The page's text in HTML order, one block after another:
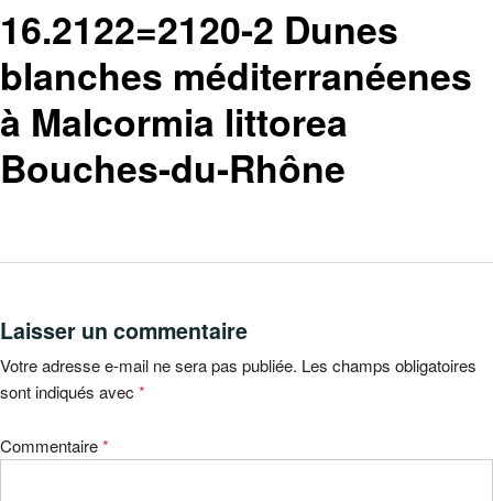
16.2122=2120-2 Dunes
blanches méditerranéenes
à Malcormia littorea
Bouches-du-Rhône
Laisser un commentaire
Votre adresse e-mail ne sera pas publiée. Les champs obligatoires
sont indiqués avec *
Commentaire*